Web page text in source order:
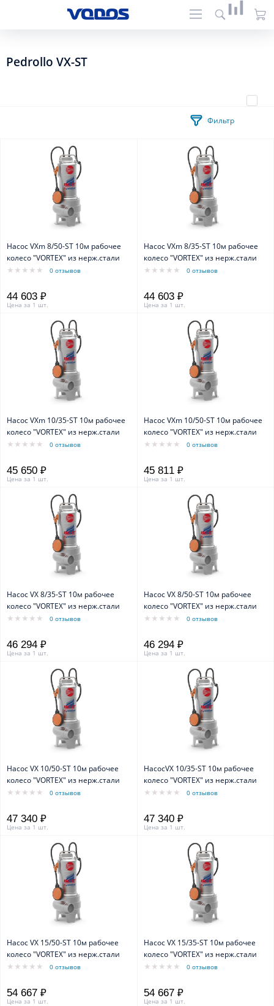
Pedrollo VX-ST
Фильтр
Насос VXm 8/50-ST 10м рабочее
колесо "VORTEX" из нерж.стали
0 отзывов
44 603 ₽
Цена за 1 шт.
Насос VXm 8/35-ST 10м рабочее
колесо "VORTEX" из нерж.стали
0 отзывов
44 603 ₽
Цена за 1 шт.
Насос VXm 10/35-ST 10м рабочее
колесо "VORTEX" из нерж.стали
0 отзывов
45 650 ₽
Цена за 1 шт.
Насос VXm 10/50-ST 10м рабочее
колесо "VORTEX" из нерж.стали
0 отзывов
45 811 ₽
Цена за 1 шт.
Насос VX 8/35-ST 10м рабочее
колесо "VORTEX" из нерж.стали
0 отзывов
46 294 ₽
Цена за 1 шт.
Насос VX 8/50-ST 10м рабочее
колесо "VORTEX" из нерж.стали
0 отзывов
46 294 ₽
Цена за 1 шт.
Насос VX 10/50-ST 10м рабочее
колесо "VORTEX" из нерж.стали
0 отзывов
47 340 ₽
Цена за 1 шт.
НасосVX 10/35-ST 10м рабочее
колесо "VORTEX" из нерж.стали
0 отзывов
47 340 ₽
Цена за 1 шт.
Насос VX 15/50-ST 10м рабочее
колесо "VORTEX" из нерж.стали
0 отзывов
54 667 ₽
Цена за 1 шт.
Насос VX 15/35-ST 10м рабочее
колесо "VORTEX" из нерж.стали
0 отзывов
54 667 ₽
Цена за 1 шт.